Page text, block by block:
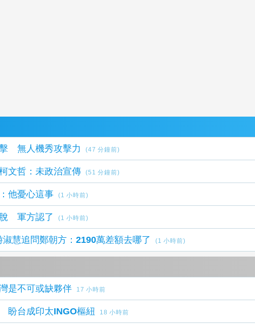
無人機秀攻擊力 (47 分鐘前)
文哲：未政治宣傳 (51 分鐘前)
他憂心這事 (1 小時前)
脫 軍方認了 (1 小時前)
慧追問鄭朝方：2190萬差額去哪了 (1 小時前)
是不可或缺夥伴 17 小時前
盼台成印太INGO樞紐 18 小時前